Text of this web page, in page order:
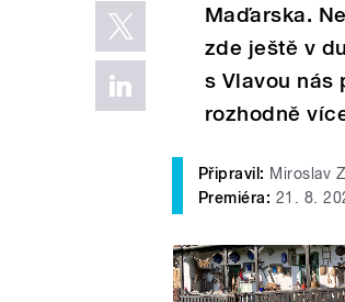
Maďarska.
zde ještě v
s Vlavou nás
rozhodně
Připravil: Miroslav
Premiéra: 21. 8.